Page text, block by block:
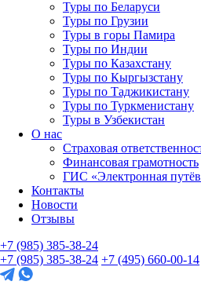
Туры по Беларуси
Туры по Грузии
Туры в горы Памира
Туры по Индии
Туры по Казахстану
Туры по Кыргызстану
Туры по Таджикистану
Туры по Туркменистану
Туры в Узбекистан
О нас
Страховая
Финансовая грамотность
ГИС «Электронная
Контакты
Новости
Отзывы
+7 (985) 385-38-24
+7 (985) 385-38-24 +7 (495) 660-00-14